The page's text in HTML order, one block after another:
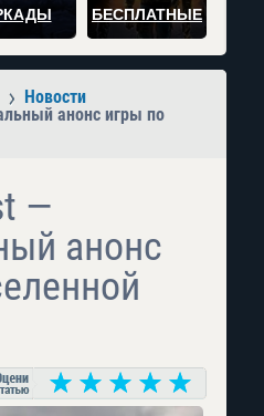
БЕСПЛАТНЫЕ
Новости
анонс игры по
—
анонс